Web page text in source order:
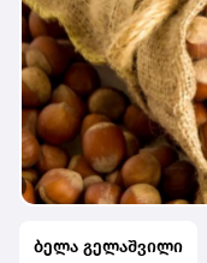
ბელა გელაშვილი